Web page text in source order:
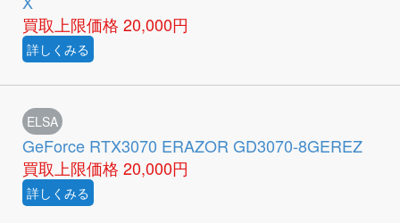
買取上限価格 20,000円
詳しくみる
ELSA
GeForce RTX3070 ERAZOR GD3070-8GEREZ
買取上限価格 20,000円
詳しくみる